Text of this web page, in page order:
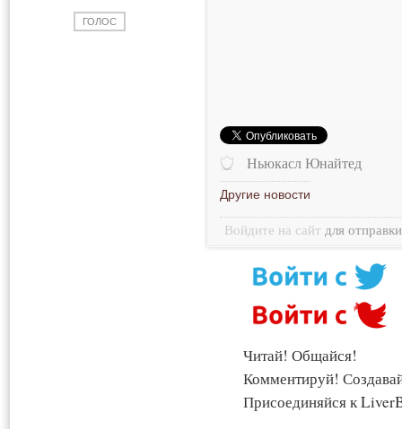
Ньюкасл Юнайтед
Другие новости
Войдите на сайт для
Читай! Общайся!
Комментируй!
Присоединяйся к